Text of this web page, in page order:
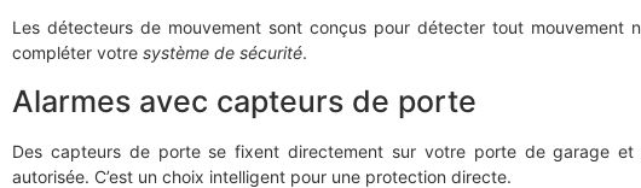
Les détecteurs de mouvement sont conçus pour détecter tout mouvement
compléter votre système de sécurité.
Alarmes avec capteurs de porte
Des capteurs de porte se fixent directement sur votre porte de garage et
autorisée. C’est un choix intelligent pour une protection directe.